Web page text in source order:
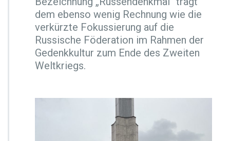
R
u
s
i
s
dem ebenso wenig Rechnung wie die
verkürzte Fokussierung auf die
Russische Föderation im Rahmen der
Gedenkkultur zum Ende des Zweiten
Weltkriegs.